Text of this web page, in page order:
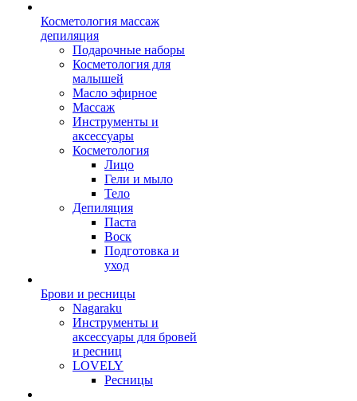
Косметология массаж
депиляция
Подарочные наборы
Косметология для
малышей
Масло эфирное
Массаж
Инструменты и
аксессуары
Косметология
Лицо
Гели и мыло
Тело
Депиляция
Паста
Воск
Подготовка и
уход
Брови и ресницы
Nagaraku
Инструменты и
аксессуары для бровей
и ресниц
LOVELY
Ресницы